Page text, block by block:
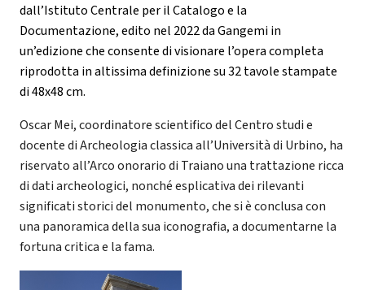
dall’Istituto Centrale per il Catalogo e la
Documentazione, edito nel 2022 da Gangemi in
un’edizione che consente di visionare l’opera completa
riprodotta in altissima definizione su 32 tavole stampate
di 48x48 cm.
Oscar Mei, coordinatore scientifico del Centro studi e
docente di Archeologia classica all’Università di Urbino, ha
riservato all’Arco onorario di Traiano una trattazione ricca
di dati archeologici, nonché esplicativa dei rilevanti
significati storici del monumento, che si è conclusa con
una panoramica della sua iconografia, a documentarne la
fortuna critica e la fama.